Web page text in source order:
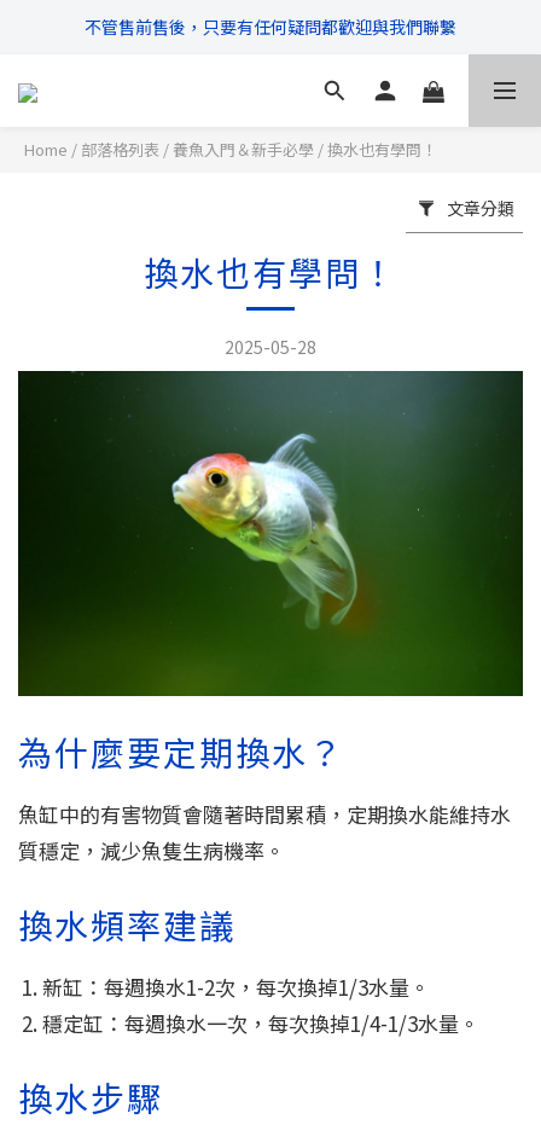
\ 超商滿$399免運!宅配滿$666免運 /
不管售前售後，只要有任何疑問都歡迎與我們聯繫
\ 超商滿$399免運!宅配滿$666免運 /
Home / 部落格列表 / 養魚入門＆新手必學 /換水也有學問！
文章分類
換水也有學問！
2025-05-28
為什麼要定期換水？
魚缸中的有害物質會隨著時間累積，定期換水能維持水
質穩定，減少魚隻生病機率。
換水頻率建議
新缸：每週換水1-2次，每次換掉1/3水量。
穩定缸：每週換水一次，每次換掉1/4-1/3水量。
換水步驟